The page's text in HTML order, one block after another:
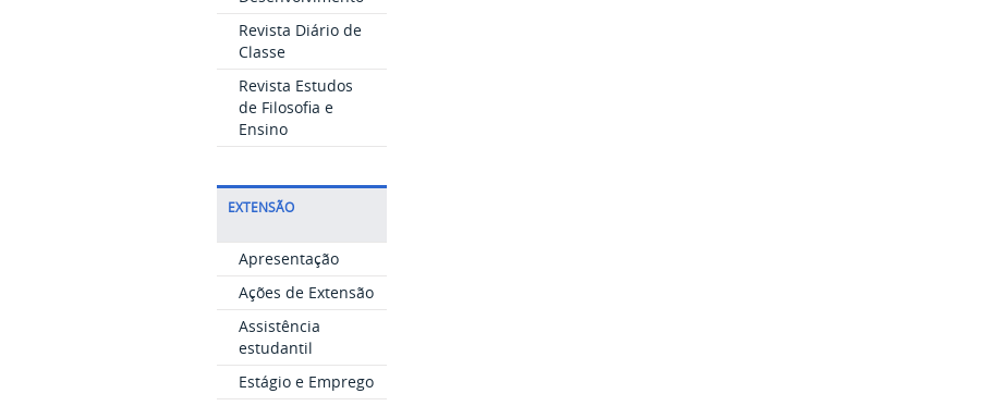
Revista Diário de
Classe
Revista Estudos
de Filosofia e
Ensino
EXTENSÃO
Apresentação
Ações de Extensão
Assistência
estudantil
Estágio e Emprego